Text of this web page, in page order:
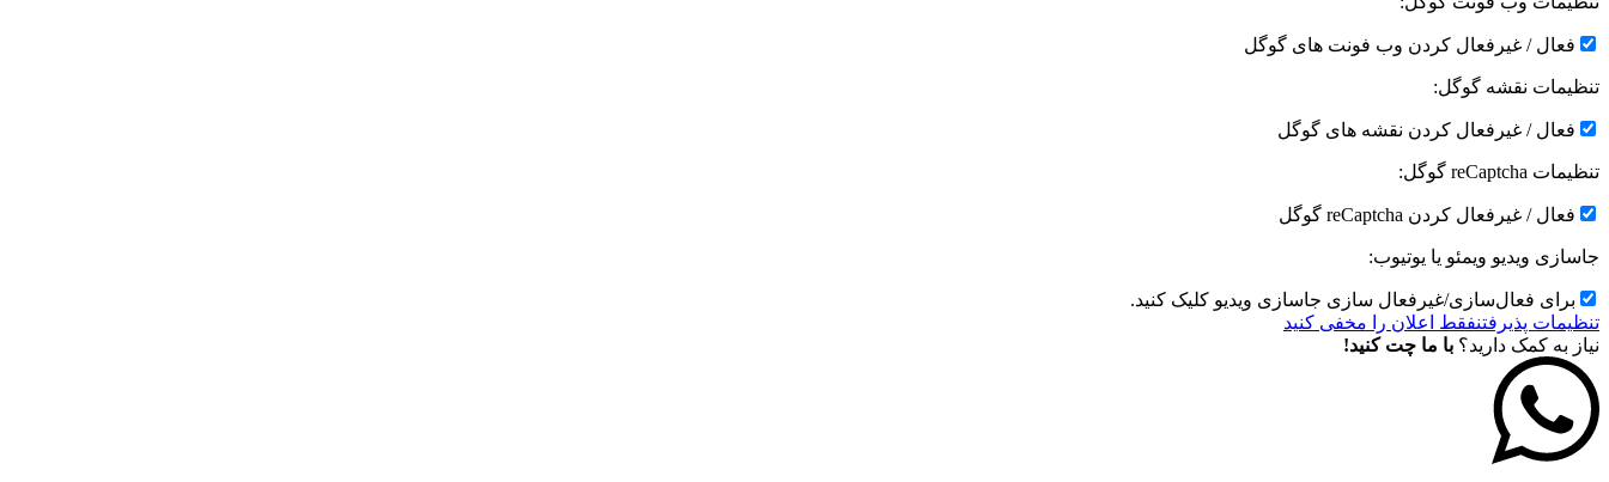
فعال / غیرفعال کردن وب فونت های گوگل
تنظیمات نقشه گوگل:
فعال / غیرفعال کردن نقشه های گوگل
تنظیمات reCaptcha گوگل:
فعال / غیرفعال کردن reCaptcha گوگل
جاسازی ویدیو ویمئو یا یوتیوب:
برای فعال‌سازی/غیرفعال سازی جاسازی ویدیو کلیک کنید.
تنظیمات پذیرفتنفقط اعلان را مخفی کنید
نیاز به کمک دارید؟ با ما چت کنید!